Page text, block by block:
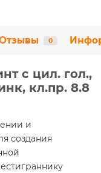
0
с цил. гол.,
кл.пр. 8.8
и
создания